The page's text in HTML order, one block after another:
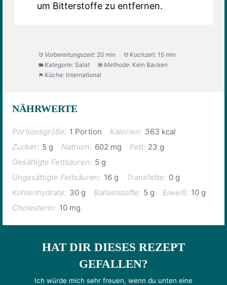
um Bitterstoffe zu entfernen.
Vorbereitungszeit: 20 min Kochzeit: 15 min
Kategorie: Salat Methode: Kein Backen
Küche: International
NÄHRWERTE
Portionsgröße: 1 Portion Kalorien: 363 kcal
Zucker: 5 g Natrium: 602 mg Fett: 23 g
Gesättigte Fettsäuren: 5 g
Ungesättigte Fettsäuren: 16 g Transfette: 0 g
Kohlenhydrate: 30 g Ballaststoffe: 5 g Eiweiß: 10 g
Cholesterin: 10 mg
HAT DIR DIESES REZEPT
GEFALLEN?
Ich würde mich sehr freuen, wenn du unten eine